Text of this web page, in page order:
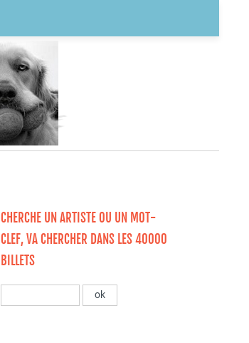
CHERCHE UN ARTISTE OU UN MOT-
CLEF, VA CHERCHER DANS LES 40000
BILLETS